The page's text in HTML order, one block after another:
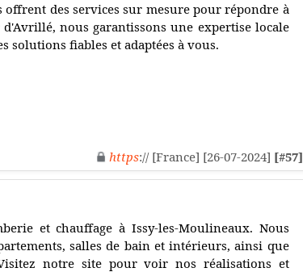
offrent des services sur mesure pour répondre à
nous garantissons une expertise locale
solutions fiables et adaptées à vous.
https:// [France] [26-07-2024] [#57]
et chauffage à Issy-les-Moulineaux. Nous
salles de bain et intérieurs, ainsi que
notre site pour voir nos réalisations et